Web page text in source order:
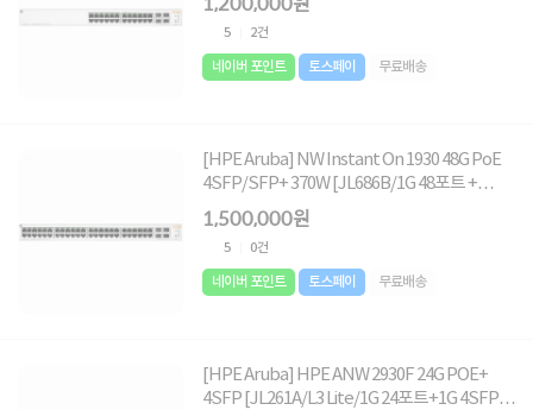
5 2건
네이버 포인트 토스페이 무료배송
[HPE Aruba] NW Instant On 1930 48G PoE
4SFP/SFP+ 370W [JL686B/1G 48포트 +
1/10G 4포트 SFP/POE+]
1,500,000원
5 0건
네이버 포인트 토스페이 무료배송
[HPE Aruba] HPE ANW 2930F 24G POE+
4SFP [JL261A/L3 Lite/1G 24포트+1G 4SFP